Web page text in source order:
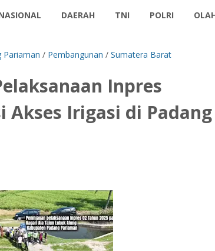
DAERAH TNI POLRI
Pariaman / Pembangunan / Sumatera Barat
Inpres
Akses Irigasi di Padang